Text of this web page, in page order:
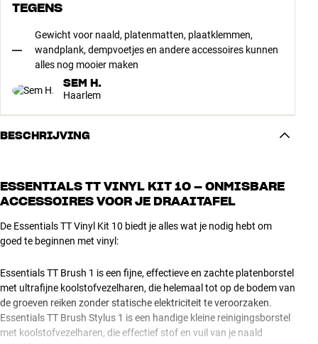
TEGENS
Gewicht voor naald, platenmatten, plaatklemmen,
wandplank, dempvoetjes en andere accessoires kunnen
alles nog mooier maken
SEM H.
Haarlem
BESCHRIJVING
ESSENTIALS TT VINYL KIT 10 – ONMISBARE
ACCESSOIRES VOOR JE DRAAITAFEL
De Essentials TT Vinyl Kit 10 biedt je alles wat je nodig hebt om
goed te beginnen met vinyl:
Essentials TT Brush 1 is een fijne, effectieve en zachte platenborstel
met ultrafijne koolstofvezelharen, die helemaal tot op de bodem van
de groeven reiken zonder statische elektriciteit te veroorzaken.
Essentials TT Brush Stylus 1 is een handige kleine reinigingsborstel
met koolstofvezelharen, die effectief stof en vuil van je naald